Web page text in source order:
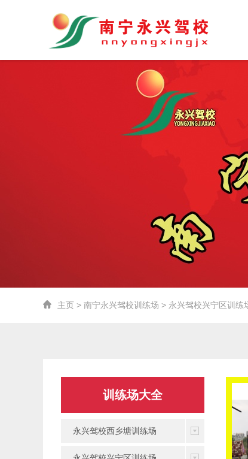
主页 > 南宁永兴驾校训练场 > 永兴驾校兴宁区训练
训练场大全
永兴驾校西乡塘训练场